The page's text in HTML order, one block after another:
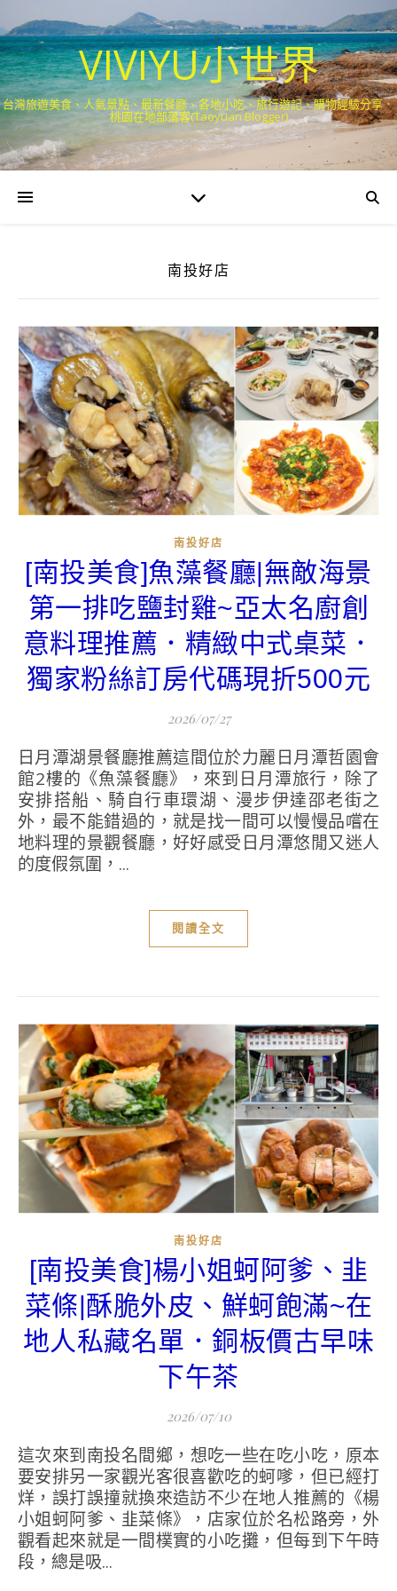
VIVIYU小世界
台灣旅遊美食、人氣景點、最新餐廳、各地小吃、旅行遊記、購物經驗分享．
桃園在地部落客(Taoyuan Blogger)
南投好店
南投好店
[南投美食]魚藻餐廳|無敵海景
第一排吃鹽封雞~亞太名廚創
意料理推薦．精緻中式桌菜．
獨家粉絲訂房代碼現折500元
2026/07/27
日月潭湖景餐廳推薦這間位於力麗日月潭哲園會
館2樓的《魚藻餐廳》，來到日月潭旅行，除了
安排搭船、騎自行車環湖、漫步伊達邵老街之
外，最不能錯過的，就是找一間可以慢慢品嚐在
地料理的景觀餐廳，好好感受日月潭悠閒又迷人
的度假氛圍，...
閱讀全文
南投好店
[南投美食]楊小姐蚵阿爹、韭
菜條|酥脆外皮、鮮蚵飽滿~在
地人私藏名單．銅板價古早味
下午茶
2026/07/10
這次來到南投名間鄉，想吃一些在吃小吃，原本
要安排另一家觀光客很喜歡吃的蚵嗲，但已經打
烊，誤打誤撞就換來造訪不少在地人推薦的《楊
小姐蚵阿爹、韭菜條》，店家位於名松路旁，外
觀看起來就是一間樸實的小吃攤，但每到下午時
段，總是吸...